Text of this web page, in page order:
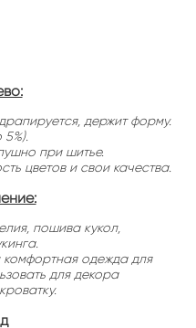
держит форму.
при шитье.
цветов и свои качества.
пошива кукол,
комфортная одежда для
для декора